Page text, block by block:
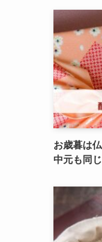
お歳暮は
中元も同